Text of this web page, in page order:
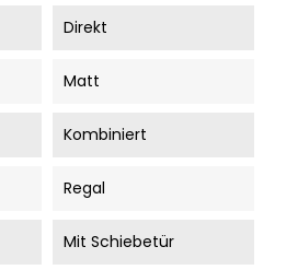
Direkt
Matt
Kombiniert
Regal
Mit Schiebetür